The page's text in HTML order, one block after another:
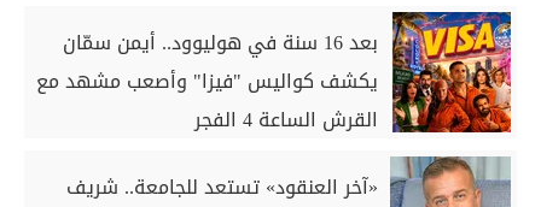
بعد 16 سنة في هوليوود.. أيمن سمّان
يكشف كواليس "فيزا" وأصعب مشهد مع
القرش الساعة 4 الفجر
«آخر العنقود» تستعد للجامعة.. شريف